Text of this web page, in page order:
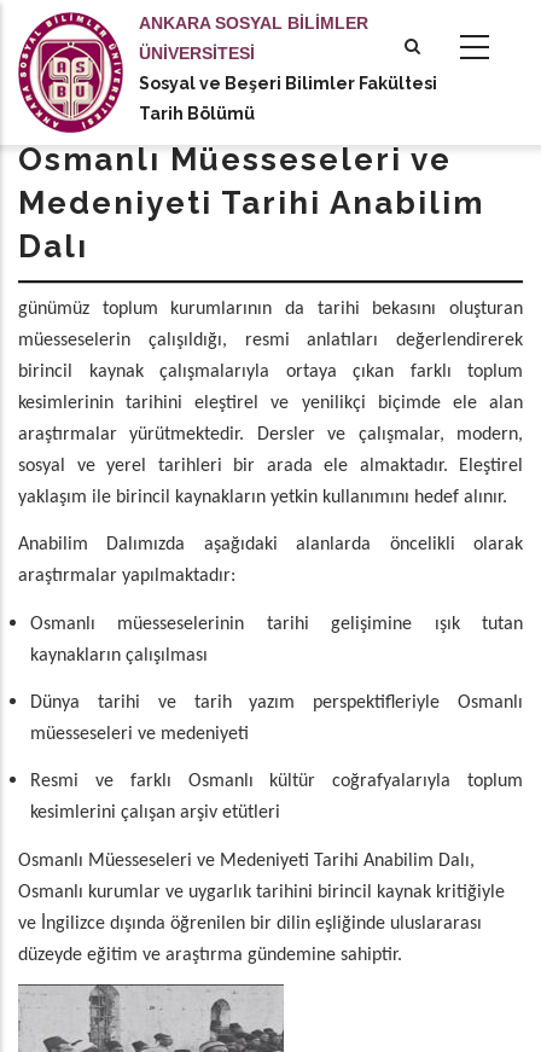
içeriğe
atla
ANKARA SOSYAL BİLİMLER
ÜNİVERSİTESİ
Sosyal ve Beşeri Bilimler Fakültesi
Tarih Bölümü
actions
Osmanlı Müesseseleri ve
Medeniyeti Tarihi Anabilim
Dalı
Osmanlı Müesseseleri ve Medeniyeti Tarihi Anabilim Dalı,
günümüz toplum kurumlarının da tarihi bekasını oluşturan
müesseselerin çalışıldığı, resmi anlatıları değerlendirerek
birincil kaynak çalışmalarıyla ortaya çıkan farklı toplum
kesimlerinin tarihini eleştirel ve yenilikçi biçimde ele alan
araştırmalar yürütmektedir. Dersler ve çalışmalar, modern,
sosyal ve yerel tarihleri bir arada ele almaktadır. Eleştirel
yaklaşım ile birincil kaynakların yetkin kullanımını hedef alınır.
Anabilim Dalımızda aşağıdaki alanlarda öncelikli olarak
araştırmalar yapılmaktadır:
Osmanlı müesseselerinin tarihi gelişimine ışık tutan
kaynakların çalışılması
Dünya tarihi ve tarih yazım perspektifleriyle Osmanlı
müesseseleri ve medeniyeti
Resmi ve farklı Osmanlı kültür coğrafyalarıyla toplum
kesimlerini çalışan arşiv etütleri
Osmanlı Müesseseleri ve Medeniyeti Tarihi Anabilim Dalı,
Osmanlı kurumlar ve uygarlık tarihini birincil kaynak kritiğiyle
ve İngilizce dışında öğrenilen bir dilin eşliğinde uluslararası
düzeyde eğitim ve araştırma gündemine sahiptir.